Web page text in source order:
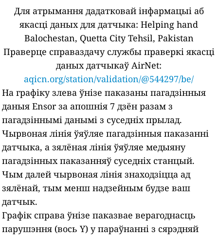
Для атрымання дадатковай інфармацыі аб
якасці даных для датчыка: Helping hand
Balochestan, Quetta City Tehsil, Pakistan
Праверце справаздачу службы праверкі якасці
даных датчыкаў AirNet:
aqicn.org/station/validation/@544297/be/
На графіку злева ўнізе паказаны пагадзінныя
даныя Ensor за апошнія 7 дзён разам з
пагадзіннымі данымі з суседніх прылад.
Чырвоная лінія ўяўляе пагадзінныя паказанні
датчыка, а зялёная лінія ўяўляе медыяну
пагадзінных паказанняў суседніх станцый.
Чым далей чырвоная лінія знаходзіцца ад
зялёнай, тым менш надзейным будзе ваш
датчык.
Графік справа ўнізе паказвае верагоднасць
парушэння (вось Y) у параўнанні з сярэдняй